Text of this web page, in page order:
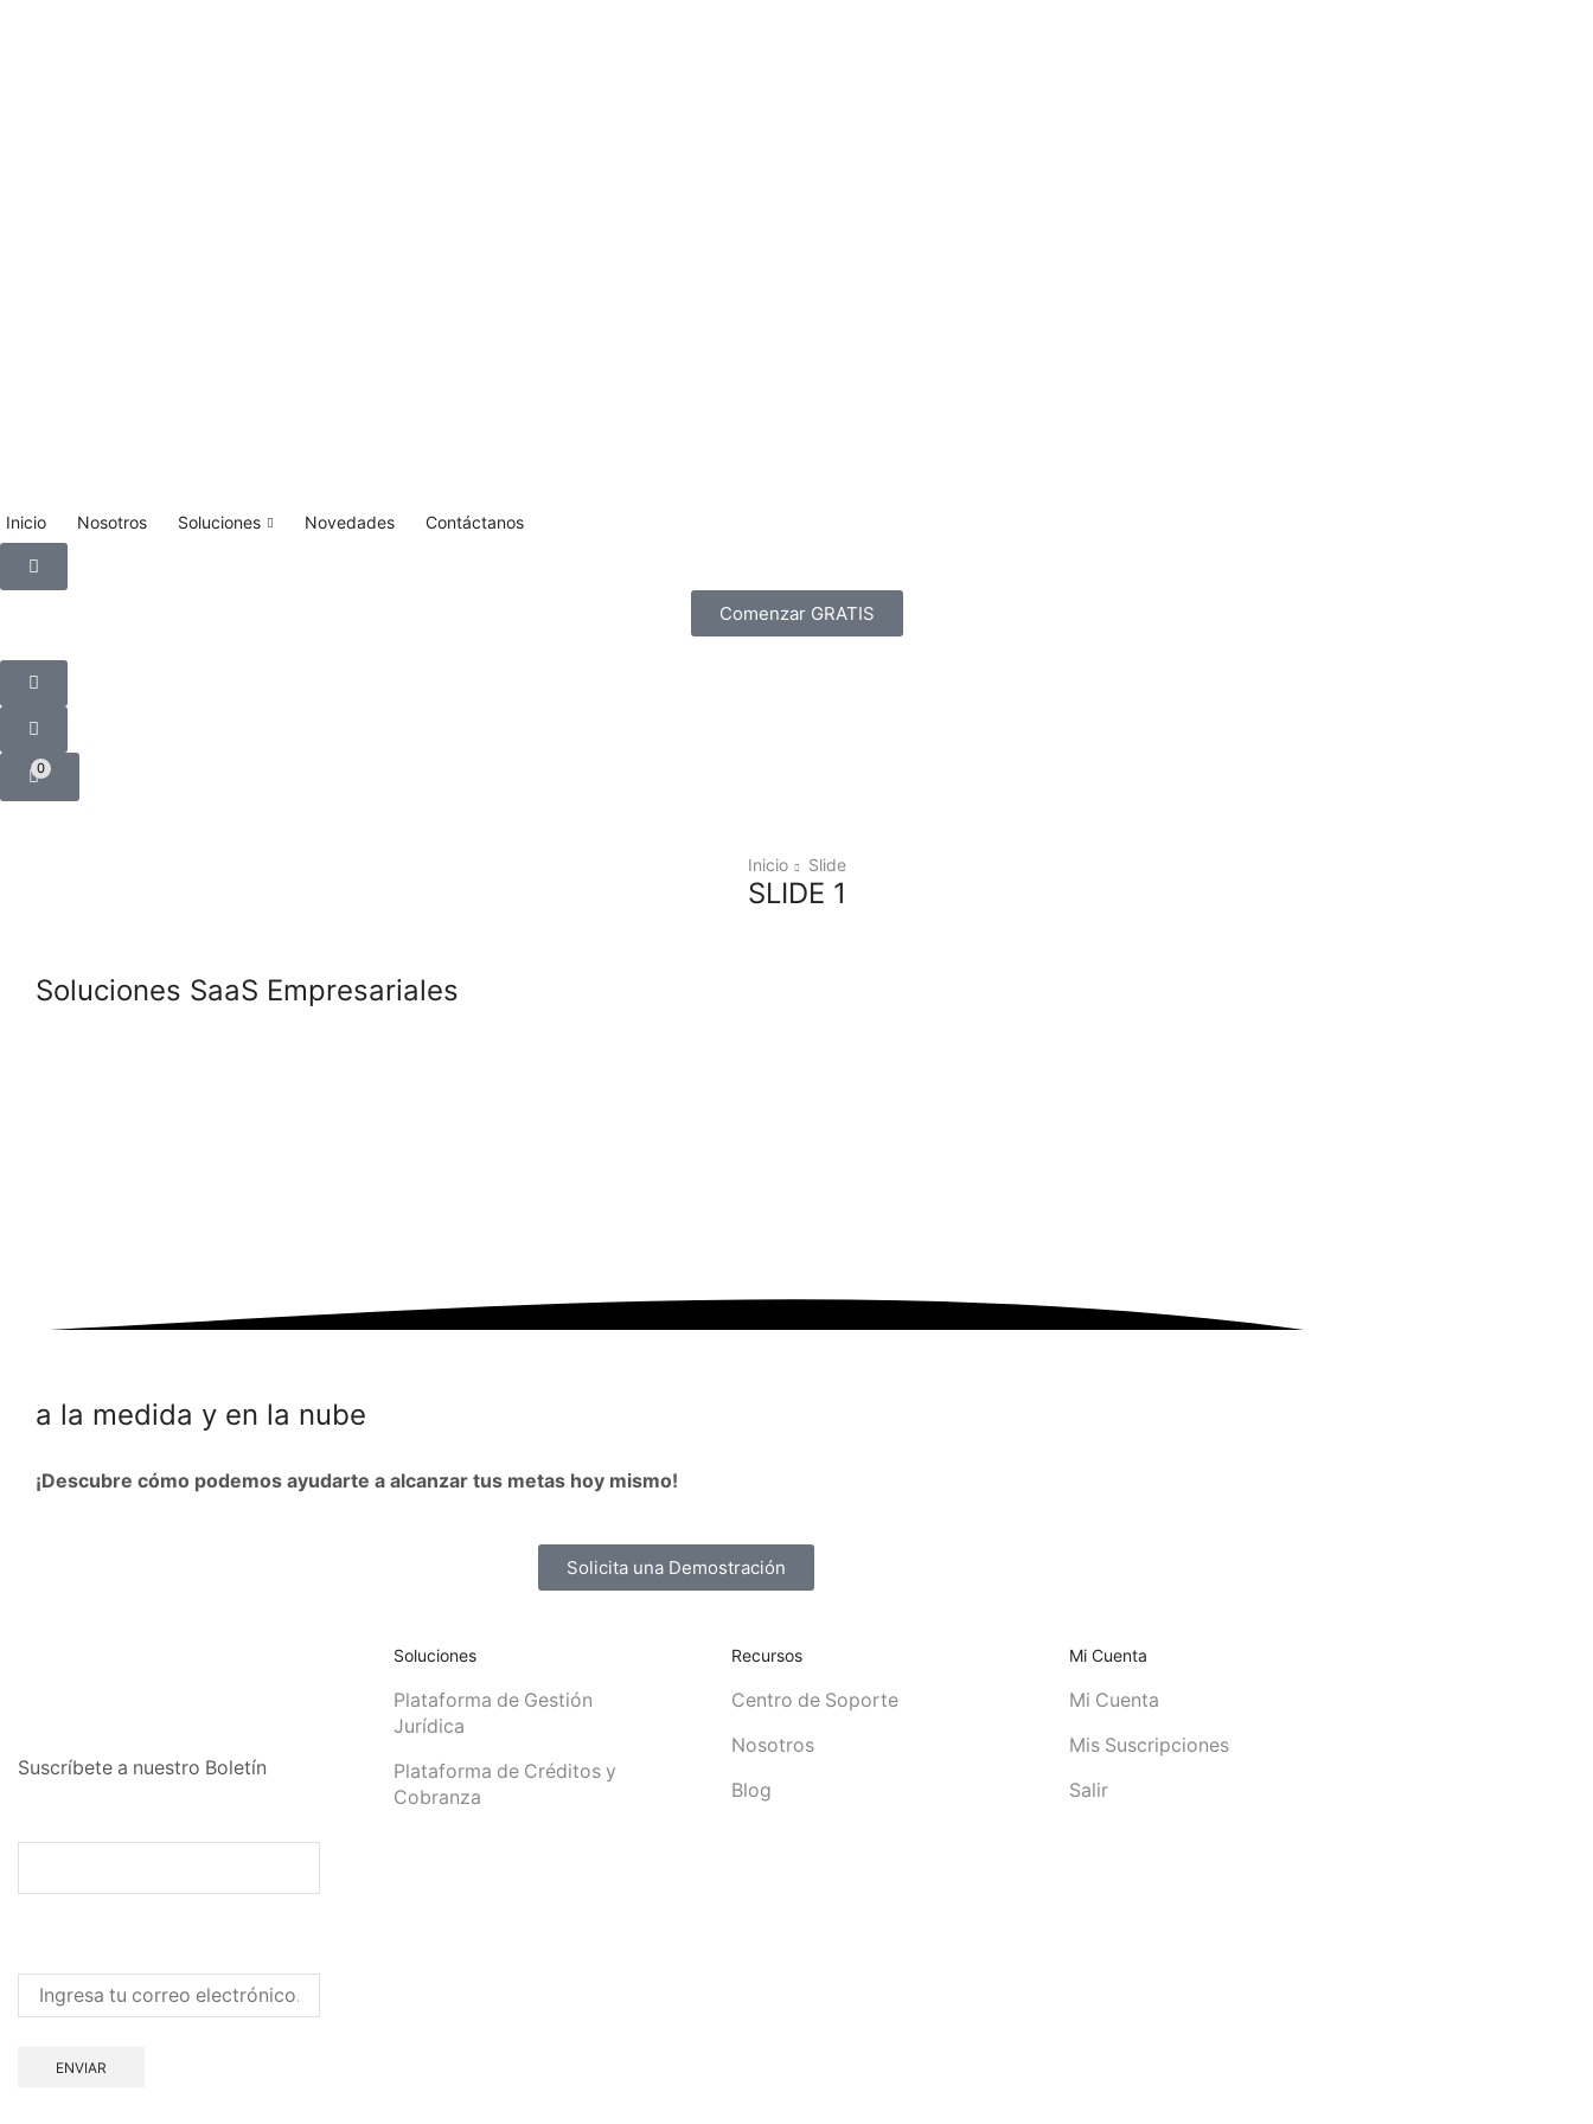
Inicio Nosotros Soluciones Novedades Contáctanos
Comenzar GRATIS
0
Inicio Slide
SLIDE 1
Soluciones SaaS Empresariales
a la medida y en la nube
¡Descubre cómo podemos ayudarte a alcanzar tus metas hoy mismo!
Solicita una Demostración
Suscríbete a nuestro Boletín
Soluciones
Plataforma de Gestión
Jurídica
Plataforma de Créditos y
Cobranza
Recursos
Centro de Soporte
Nosotros
Blog
Mi Cuenta
Mi Cuenta
Mis Suscripciones
Salir